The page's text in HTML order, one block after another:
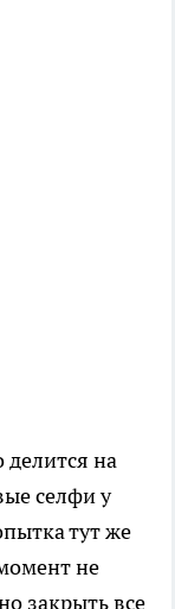
делится на
селфи у
тут же
не
закрыть все